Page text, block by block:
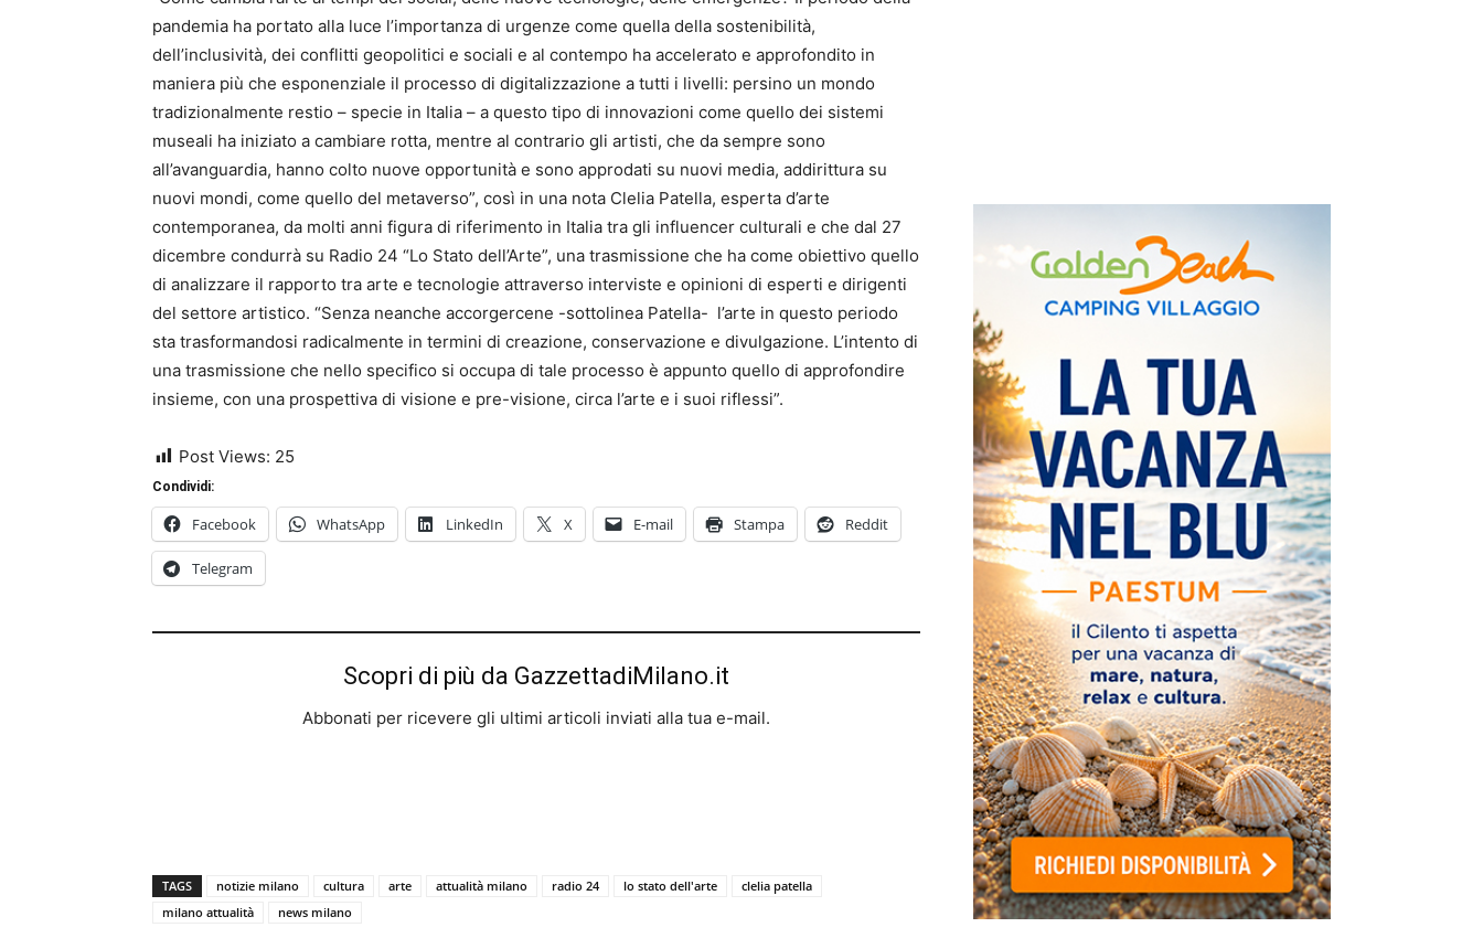
pandemia ha portato alla luce l’importanza di urgenze come quella della sostenibilità,
dell’inclusività, dei conflitti geopolitici e sociali e al contempo ha accelerato e approfondito in
maniera più che esponenziale il processo di digitalizzazione a tutti i livelli: persino un mondo
tradizionalmente restio – specie in Italia – a questo tipo di innovazioni come quello dei sistemi
museali ha iniziato a cambiare rotta, mentre al contrario gli artisti, che da sempre sono
all’avanguardia, hanno colto nuove opportunità e sono approdati su nuovi media, addirittura su
nuovi mondi, come quello del metaverso”, così in una nota Clelia Patella, esperta d’arte
contemporanea, da molti anni figura di riferimento in Italia tra gli influencer culturali e che dal 27
dicembre condurrà su Radio 24 “Lo Stato dell’Arte”, una trasmissione che ha come obiettivo quello
di analizzare il rapporto tra arte e tecnologie attraverso interviste e opinioni di esperti e dirigenti
del settore artistico. “Senza neanche accorgercene -sottolinea Patella- l’arte in questo periodo
sta trasformandosi radicalmente in termini di creazione, conservazione e divulgazione. L’intento di
una trasmissione che nello specifico si occupa di tale processo è appunto quello di approfondire
insieme, con una prospettiva di visione e pre-visione, circa l’arte e i suoi riflessi”.
Post Views: 25
Condividi:
Facebook WhatsApp LinkedIn X E-mail Stampa Reddit
Telegram
Scopri di più da GazzettadiMilano.it
Abbonati per ricevere gli ultimi articoli inviati alla tua e-mail.
TAGS notizie milano cultura arte attualità milano radio 24 lo stato dell'arte
clelia patella
milano attualità
news milano